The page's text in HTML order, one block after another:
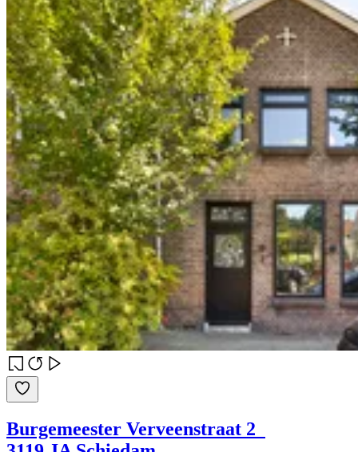
Burgemeester Verveenstraat 2